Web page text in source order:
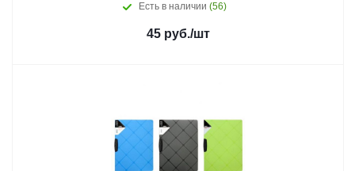
Есть в наличии (56)
45 руб./шт